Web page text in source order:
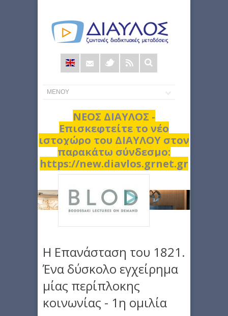
Φόρμα
αναζήτησης
ΝΕΟΣ ΔΙΑΥΛΟΣ -
Επισκεφτείτε το νέο
ιστοχώρο του ΔΙΑΥΛΟΥ στον
παρακάτω σύνδεσμο:
https://new.diavlos.grnet.gr
Η Επανάσταση του 1821.
Ένα δύσκολο εγχείρημα
μίας περίπλοκης
κοινωνίας - 1η ομιλία